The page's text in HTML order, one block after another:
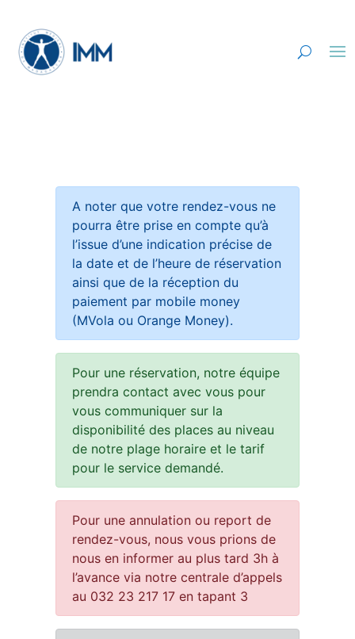
A noter que votre rendez-vous ne
pourra être prise en compte qu’à
l’issue d’une indication précise de
la date et de l’heure de réservation
ainsi que de la réception du
paiement par mobile money
(MVola ou Orange Money).
Pour une réservation, notre équipe
prendra contact avec vous pour
vous communiquer sur la
disponibilité des places au niveau
de notre plage horaire et le tarif
pour le service demandé.
Pour une annulation ou report de
rendez-vous, nous vous prions de
nous en informer au plus tard 3h à
l’avance via notre centrale d’appels
au 032 23 217 17 en tapant 3